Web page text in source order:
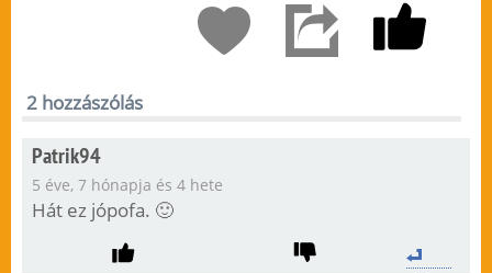
2 hozzászólás
Patrik94
5 éve, 7 hónapja és 4 hete
Hát ez jópofa. 🙂